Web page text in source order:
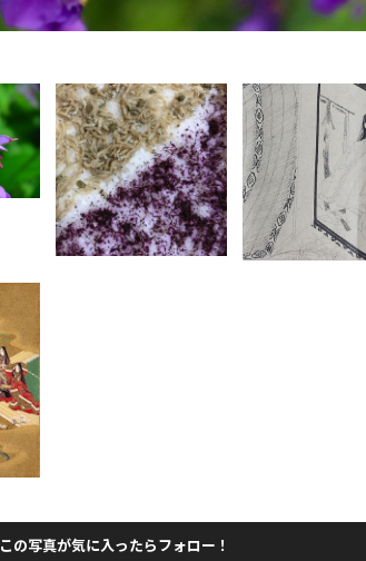
この写真が気に入ったらフォロー！